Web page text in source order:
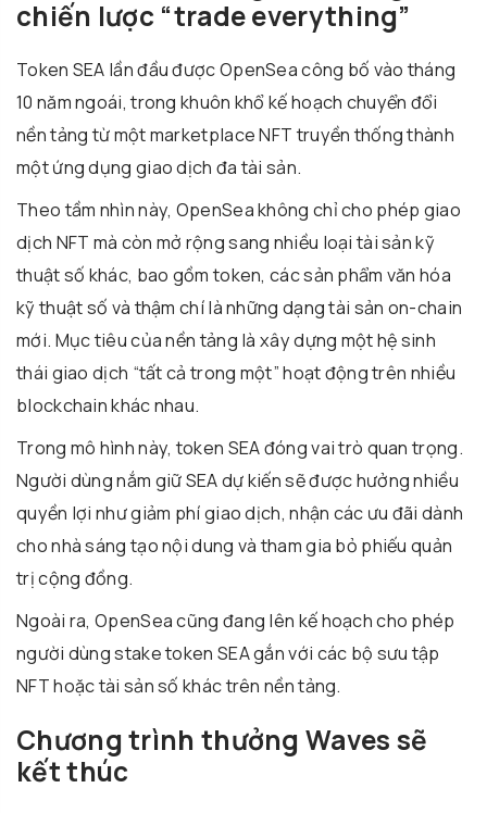
chiến lược “trade everything”
Token SEA lần đầu được OpenSea công bố vào tháng
10 năm ngoái, trong khuôn khổ kế hoạch chuyển đổi
nền tảng từ một marketplace NFT truyền thống thành
một ứng dụng giao dịch đa tài sản.
Theo tầm nhìn này, OpenSea không chỉ cho phép giao
dịch NFT mà còn mở rộng sang nhiều loại tài sản kỹ
thuật số khác, bao gồm token, các sản phẩm văn hóa
kỹ thuật số và thậm chí là những dạng tài sản on-chain
mới. Mục tiêu của nền tảng là xây dựng một hệ sinh
thái giao dịch “tất cả trong một” hoạt động trên nhiều
blockchain khác nhau.
Trong mô hình này, token SEA đóng vai trò quan trọng.
Người dùng nắm giữ SEA dự kiến sẽ được hưởng nhiều
quyền lợi như giảm phí giao dịch, nhận các ưu đãi dành
cho nhà sáng tạo nội dung và tham gia bỏ phiếu quản
trị cộng đồng.
Ngoài ra, OpenSea cũng đang lên kế hoạch cho phép
người dùng stake token SEA gắn với các bộ sưu tập
NFT hoặc tài sản số khác trên nền tảng.
Chương trình thưởng Waves sẽ
kết thúc